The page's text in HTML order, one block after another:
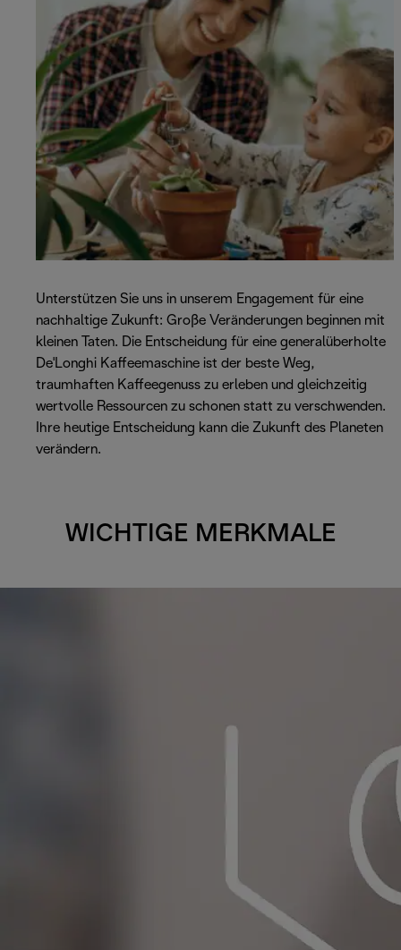
Unterstützen Sie uns in unserem Engagement für eine
nachhaltige Zukunft: Große Veränderungen beginnen mit
kleinen Taten. Die Entscheidung für eine generalüberholte
De'Longhi Kaffeemaschine ist der beste Weg,
traumhaften Kaffeegenuss zu erleben und gleichzeitig
wertvolle Ressourcen zu schonen statt zu verschwenden.
Ihre heutige Entscheidung kann die Zukunft des Planeten
verändern.
WICHTIGE MERKMALE